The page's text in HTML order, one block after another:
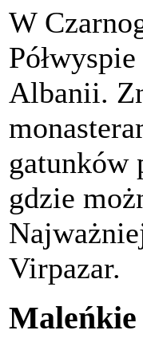
W
Albanii.
gatunków
gdzie
Virpazar.